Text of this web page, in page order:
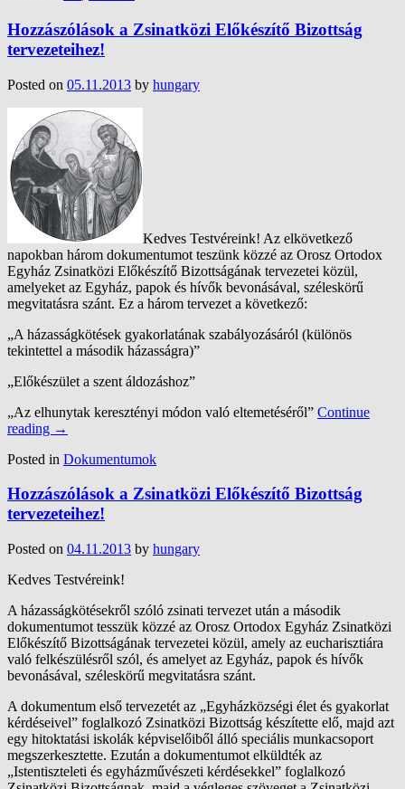
Hozzászólások a Zsinatközi Előkészítő Bizottság
tervezeteihez!
Posted on 05.11.2013 by hungary
Kedves Testvéreink! Az elkövetkező
napokban három dokumentumot teszünk közzé az Orosz Ortodox
Egyház Zsinatközi Előkészítő Bizottságának tervezetei közül,
amelyeket az Egyház, papok és hívők bevonásával, széleskörű
megvitatásra szánt. Ez a három tervezet a következő:
„A házasságkötések gyakorlatának szabályozásáról (különös
tekintettel a második házasságra)”
„Előkészület a szent áldozáshoz”
„Az elhunytak keresztényi módon való eltemetéséről” Continue
reading →
Posted in Dokumentumok
Hozzászólások a Zsinatközi Előkészítő Bizottság
tervezeteihez!
Posted on 04.11.2013 by hungary
Kedves Testvéreink!
A házasságkötésekről szóló zsinati tervezet után a második
dokumentumot tesszük közzé az Orosz Ortodox Egyház Zsinatközi
Előkészítő Bizottságának tervezetei közül, amely az eucharisztiára
való felkészülésről szól, és amelyet az Egyház, papok és hívők
bevonásával, széleskörű megvitatásra szánt.
A dokumentum első tervezetét az „Egyházközségi élet és gyakorlat
kérdéseivel” foglalkozó Zsinatközi Bizottság készítette elő, majd azt
egy hitoktatási iskolák képviselőiből álló speciális munkacsoport
megszerkesztette. Ezután a dokumentumot elküldték az
„Istentiszteleti és egyházművészeti kérdésekkel” foglalkozó